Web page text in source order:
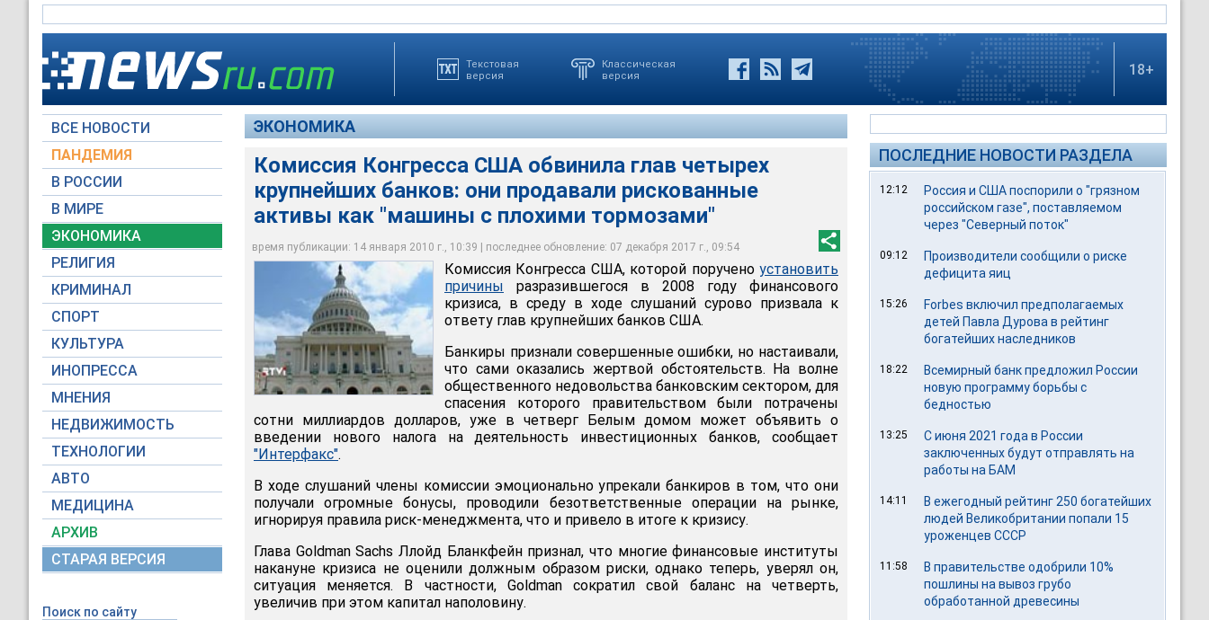
Текстовая
версия
Классическая
версия
18+
ВСЕ НОВОСТИ
ПАНДЕМИЯ
В РОССИИ
В МИРЕ
ЭКОНОМИКА
РЕЛИГИЯ
КРИМИНАЛ
СПОРТ
КУЛЬТУРА
ИНОПРЕССА
МНЕНИЯ
НЕДВИЖИМОСТЬ
ТЕХНОЛОГИИ
АВТО
МЕДИЦИНА
АРХИВ
СТАРАЯ ВЕРСИЯ
Поиск по сайту
ЭКОНОМИКА
Комиссия Конгресса США обвинила глав четырех
крупнейших банков: они продавали рискованные
активы как "машины с плохими тормозами"
время публикации: 14 января 2010 г., 10:39 | последнее обновление: 07 декабря 2017 г., 09:54
Комиссия Конгресса США обвинила глав четырех крупнейших банков: они продавали
рискованные активы как "машины с плохими тормозами"
RTV International
Комиссия Конгресса США, которой поручено установить
причины разразившегося в 2008 году финансового
кризиса, в среду в ходе слушаний сурово призвала к
ответу глав крупнейших банков США.
Банкиры признали совершенные ошибки, но настаивали,
что сами оказались жертвой обстоятельств. На волне
общественного недовольства банковским сектором, для
спасения которого правительством были потрачены
сотни миллиардов долларов, уже в четверг Белым домом может объявить о
введении нового налога на деятельность инвестиционных банков, сообщает
"Интерфакс".
В ходе слушаний члены комиссии эмоционально упрекали банкиров в том, что они
получали огромные бонусы, проводили безответственные операции на рынке,
игнорируя правила риск-менеджмента, что и привело в итоге к кризису.
Глава Goldman Sachs Ллойд Бланкфейн признал, что многие финансовые институты
накануне кризиса не оценили должным образом риски, однако теперь, уверял он,
ситуация меняется. В частности, Goldman сократил свой баланс на четверть,
увеличив при этом капитал наполовину.
ПОСЛЕДНИЕ НОВОСТИ РАЗДЕЛА
12:12
Россия и США поспорили о "грязном
российском газе", поставляемом
через "Северный поток"
09:12
Производители сообщили о риске
дефицита яиц
15:26
Forbes включил предполагаемых
детей Павла Дурова в рейтинг
богатейших наследников
18:22
Всемирный банк предложил России
новую программу борьбы с
бедностью
13:25
С июня 2021 года в России
заключенных будут отправлять на
работы на БАМ
14:11
В ежегодный рейтинг 250 богатейших
людей Великобритании попали 15
уроженцев СССР
11:58
В правительстве одобрили 10%
пошлины на вывоз грубо
обработанной древесины